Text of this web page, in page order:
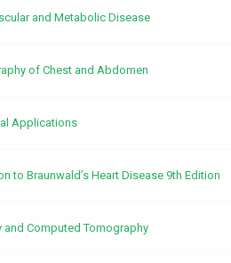
and Metabolic Disease
of Chest and Abdomen
Applications
to Braunwald’s Heart Disease 9th Edition
Computed Tomography